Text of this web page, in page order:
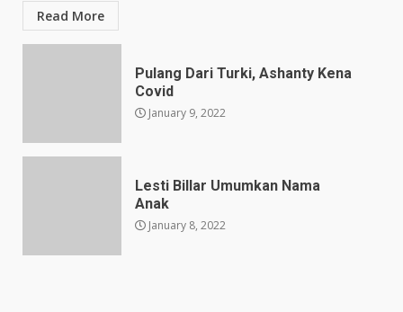
Read More
Pulang Dari Turki, Ashanty Kena
Covid
January 9, 2022
Lesti Billar Umumkan Nama
Anak
January 8, 2022